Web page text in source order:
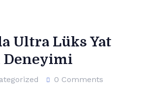
Ultra Lüks Yat
Deneyimi
0 Comments